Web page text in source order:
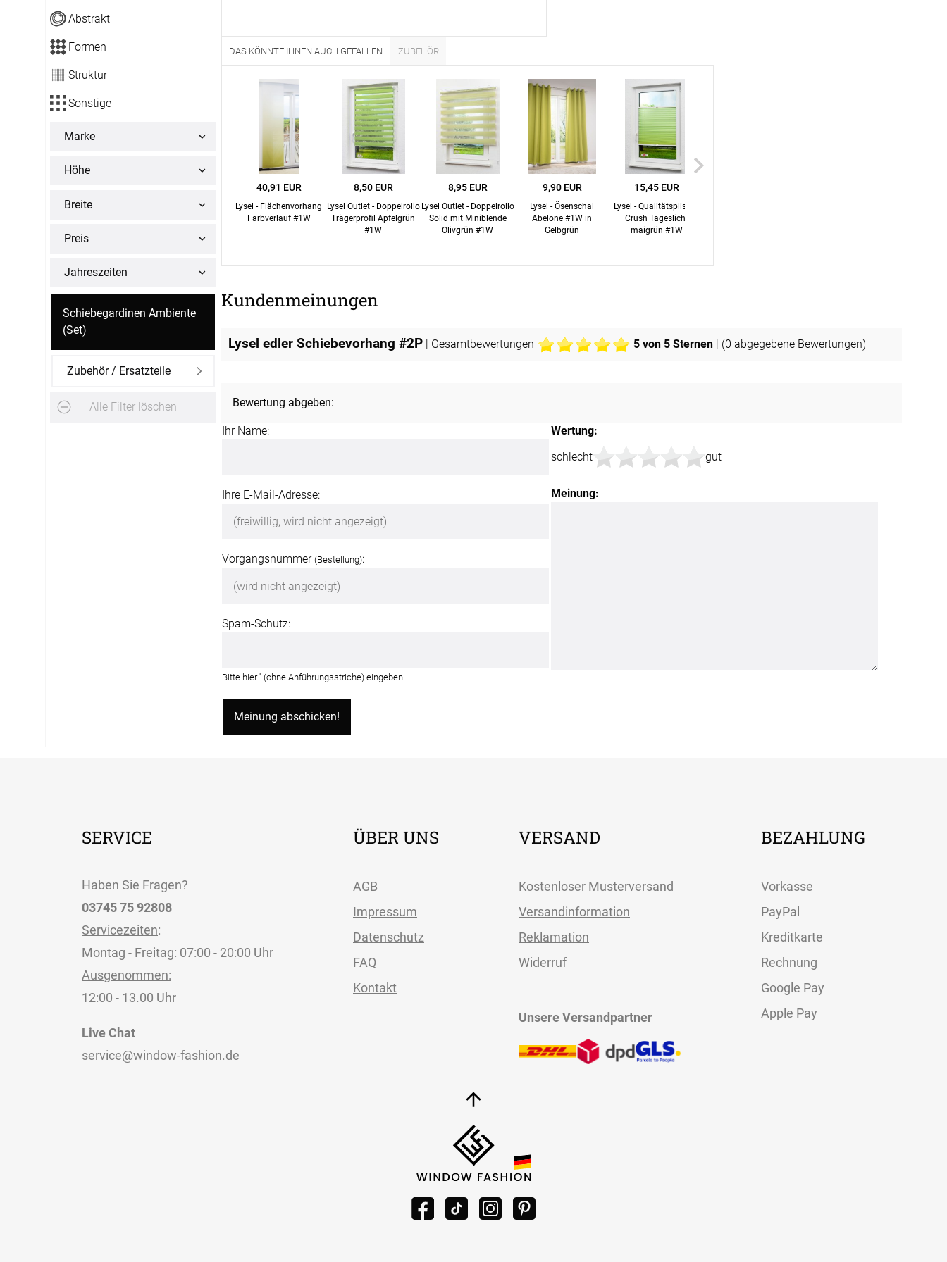
Live Chat
service@window-fashion.de
Abstrakt
Formen
Struktur
Sonstige
Marke
Höhe
Breite
Preis
Jahreszeiten
Schiebegardinen Ambiente
(Set)
Zubehör / Ersatzteile
Alle Filter löschen
DAS KÖNNTE IHNEN AUCH GEFALLEN ZUBEHÖR
40,91 EUR
Lysel - Flächenvorhang
Farbverlauf #1W
8,50 EUR
Lysel Outlet - Doppelrollo
Trägerprofil Apfelgrün
#1W
8,95 EUR
Lysel Outlet - Doppelrollo
Solid mit Miniblende
Olivgrün #1W
9,90 EUR
Lysel - Ösenschal
Abelone #1W in
Gelbgrün
15,45 EUR
Lysel - Qualitätsplissee
Crush Tageslicht
maigrün #1W
Kundenmeinungen
Lysel edler Schiebevorhang #2P| Gesamtbewertungen 5von 5 Sternen | (0 abgegebene Bewertungen)
Bewertung abgeben:
Wertung:
schlecht
gut
Meinung:
Ihr Name:
Ihre E-Mail-Adresse:
Vorgangsnummer (Bestellung):
Spam-Schutz:
Bitte hier '' (ohne Anführungsstriche) eingeben.
SERVICE
Haben Sie Fragen?
03745 75 92808
Servicezeiten:
Montag - Freitag: 07:00 - 20:00 Uhr
Ausgenommen:
12:00 - 13.00 Uhr
Live Chat
service@window-fashion.de
ÜBER UNS
AGB
Impressum
Datenschutz
FAQ
Kontakt
VERSAND
Kostenloser Musterversand
Versandinformation
Reklamation
Widerruf
Unsere Versandpartner
BEZAHLUNG
Vorkasse
PayPal
Kreditkarte
Rechnung
Google Pay
Apple Pay